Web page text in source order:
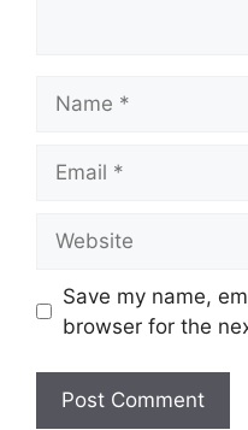
Save my name,
browser for the